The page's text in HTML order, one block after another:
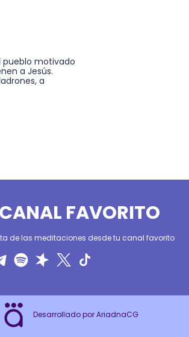
pueblo motivado
a Jesús.
a
FAVORITO
de las meditaciones desde tu canal favorito
Desarrollado por AriadnaCG